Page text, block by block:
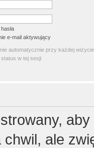
e-mail aktywujący
automatycznie przy każdej wizycie
w tej sesji
ale